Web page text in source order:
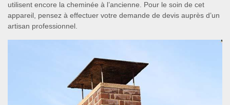
utilisent encore la cheminée à l’ancienne. Pour le soin de cet
appareil, pensez à effectuer votre demande de devis auprès d’un
artisan professionnel.